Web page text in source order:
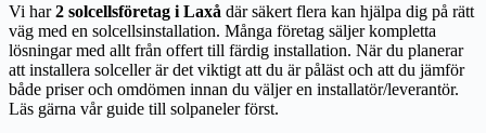
Vi har2 solcellsföretag i Laxå där säkert flera kan hjälpa dig på rätt
väg med en solcellsinstallation. Många företag säljer kompletta
lösningar med allt från offert till färdig installation. När du planerar
att installera solceller är det viktigt att du är påläst och att du jämför
både priser och omdömen innan du väljer en installatör/leverantör.
Läs gärna vår guide till solpaneler först.